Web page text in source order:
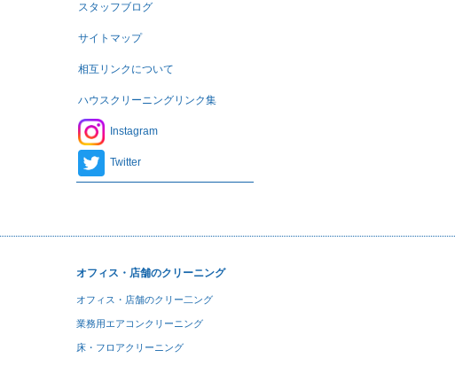
スタッフブログ
サイトマップ
相互リンクについて
ハウスクリーニングリンク集
Instagram
Twitter
オフィス・店舗のクリーニング
オフィス・店舗のクリー二ング
業務用エアコンクリーニング
床・フロアクリーニング